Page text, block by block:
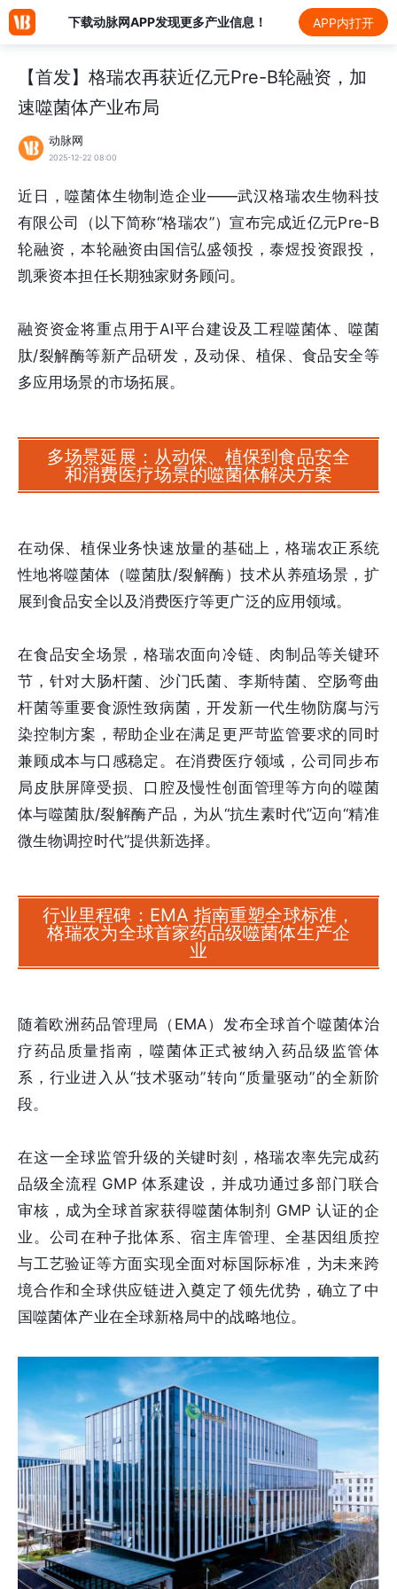
下载动脉网APP发现更多产业信息！ APP内打开
【首发】格瑞农再获近亿元Pre-B轮融资，加
速噬菌体产业布局
动脉网
2025-12-22 08:00
近日，噬菌体生物制造企业——武汉格瑞农生物科技
有限公司（以下简称“格瑞农”）宣布完成近亿元Pre-B
轮融资，本轮融资由国信弘盛领投，泰煜投资跟投，
凯乘资本担任长期独家财务顾问。
融资资金将重点用于AI平台建设及工程噬菌体、噬菌
肽/裂解酶等新产品研发，及动保、植保、食品安全等
多应用场景的市场拓展。
多场景延展：从动保、植保到食品安全
和消费医疗场景的噬菌体解决方案
在动保、植保业务快速放量的基础上，格瑞农正系统
性地将噬菌体（噬菌肽/裂解酶）技术从养殖场景，扩
展到食品安全以及消费医疗等更广泛的应用领域。
在食品安全场景，格瑞农面向冷链、肉制品等关键环
节，针对大肠杆菌、沙门氏菌、李斯特菌、空肠弯曲
杆菌等重要食源性致病菌，开发新一代生物防腐与污
染控制方案，帮助企业在满足更严苛监管要求的同时
兼顾成本与口感稳定。在消费医疗领域，公司同步布
局皮肤屏障受损、口腔及慢性创面管理等方向的噬菌
体与噬菌肽/裂解酶产品，为从“抗生素时代”迈向“精准
微生物调控时代”提供新选择。
行业里程碑：EMA 指南重塑全球标准，
格瑞农为全球首家药品级噬菌体生产企
业
随着欧洲药品管理局（EMA）发布全球首个噬菌体治
疗药品质量指南，噬菌体正式被纳入药品级监管体
系，行业进入从“技术驱动”转向“质量驱动”的全新阶
段。
在这一全球监管升级的关键时刻，格瑞农率先完成药
品级全流程 GMP 体系建设，并成功通过多部门联合
审核，成为全球首家获得噬菌体制剂 GMP 认证的企
业。公司在种子批体系、宿主库管理、全基因组质控
与工艺验证等方面实现全面对标国际标准，为未来跨
境合作和全球供应链进入奠定了领先优势，确立了中
国噬菌体产业在全球新格局中的战略地位。